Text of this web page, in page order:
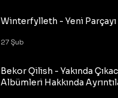
Winterfylleth - Yeni Parçayı
27 Şub
Bekor Qilish - Yakında
Albümleri Hakkında